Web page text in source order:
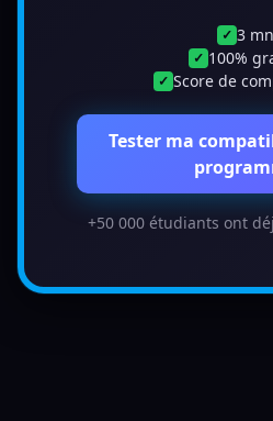
✓ 3 mn
✓ 100%
✓ Score de
Tester ma
+50 000 étudiants ont